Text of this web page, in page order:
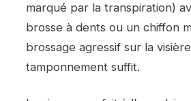
marqué par la transpiration)
brosse à dents ou un chiffon
brossage agressif sur la
tamponnement suffit.